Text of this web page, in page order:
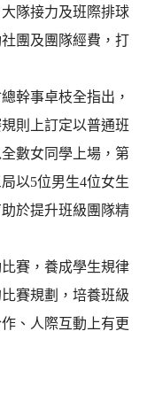
隊接力及班際排球
團及團隊經費，打
幹事卓枝全指出，
則上訂定以普通班
數女同學上場，第
以5位男生4位女生
於提升班級團隊精
賽，養成學生規律
賽規劃，培養班級
、人際互動上有更